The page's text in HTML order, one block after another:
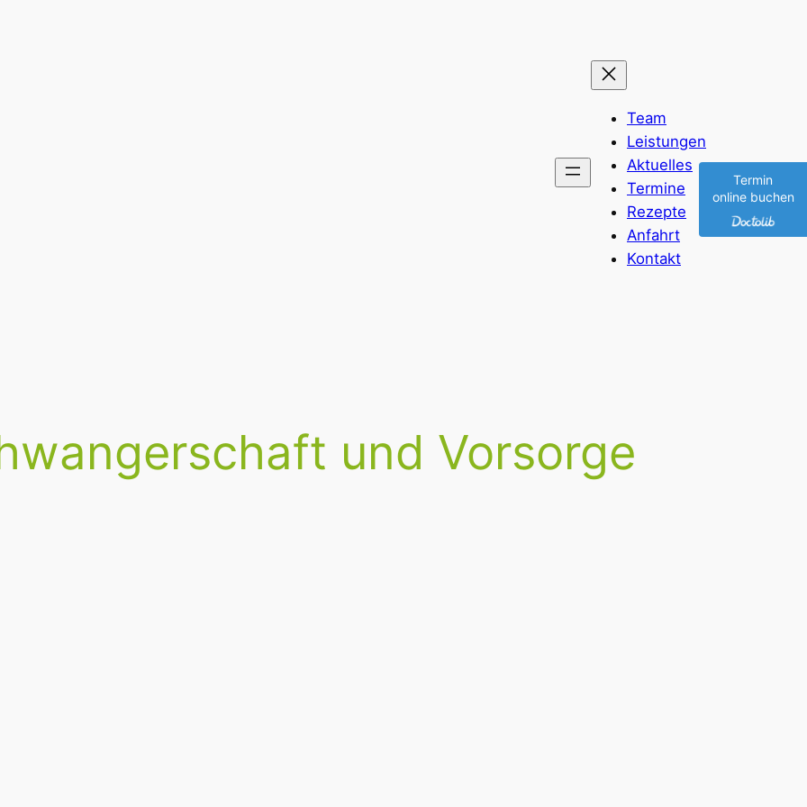
Team
Leistungen
Aktuelles
Termine
Rezepte
Anfahrt
Kontakt
Termin
online buchen
und Vorsorge